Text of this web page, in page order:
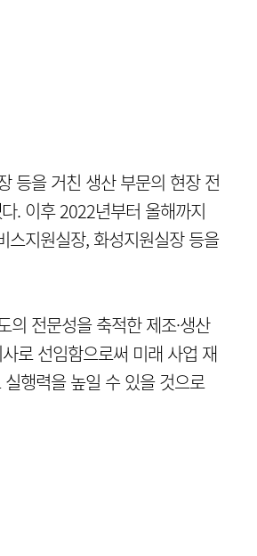
등을 거친 생산 부문의 현장 전
. 이후 2022년부터 올해까지
스지원실장, 화성지원실장 등을
전문성을 축적한 제조·생산
로 선임함으로써 미래 사업 재
행력을 높일 수 있을 것으로